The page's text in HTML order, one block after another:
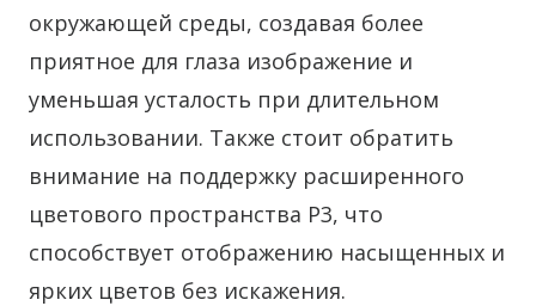
окружающей среды, создавая более
приятное для глаза изображение и
уменьшая усталость при длительном
использовании. Также стоит обратить
внимание на поддержку расширенного
цветового пространства P3, что
способствует отображению насыщенных и
ярких цветов без искажения.